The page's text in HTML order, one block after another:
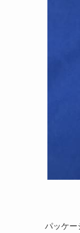
パッケー